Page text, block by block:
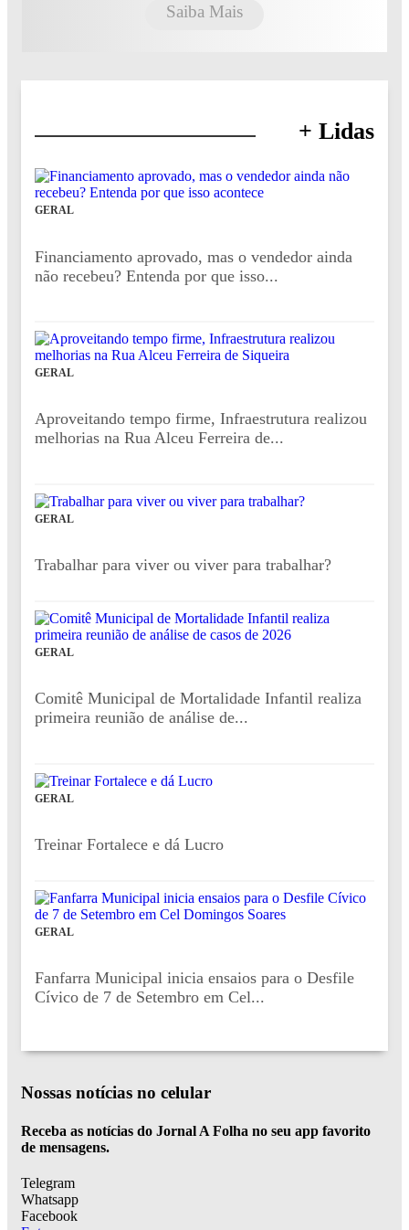
Saiba Mais
+ Lidas
GERAL
Financiamento aprovado, mas o vendedor ainda
não recebeu? Entenda por que isso...
GERAL
Aproveitando tempo firme, Infraestrutura realizou
melhorias na Rua Alceu Ferreira de...
GERAL
Trabalhar para viver ou viver para trabalhar?
GERAL
Comitê Municipal de Mortalidade Infantil realiza
primeira reunião de análise de...
GERAL
Treinar Fortalece e dá Lucro
GERAL
Fanfarra Municipal inicia ensaios para o Desfile
Cívico de 7 de Setembro em Cel...
Nossas notícias no celular
Receba as notícias do Jornal A Folha no seu app favorito
de mensagens.
Telegram
Whatsapp
Facebook